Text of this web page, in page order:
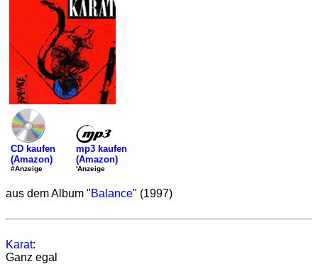
CD kaufen
(Amazon)
#Anzeige
mp3 kaufen
(Amazon)
'Anzeige
aus dem Album "Balance" (1997)
Karat:
Ganz egal